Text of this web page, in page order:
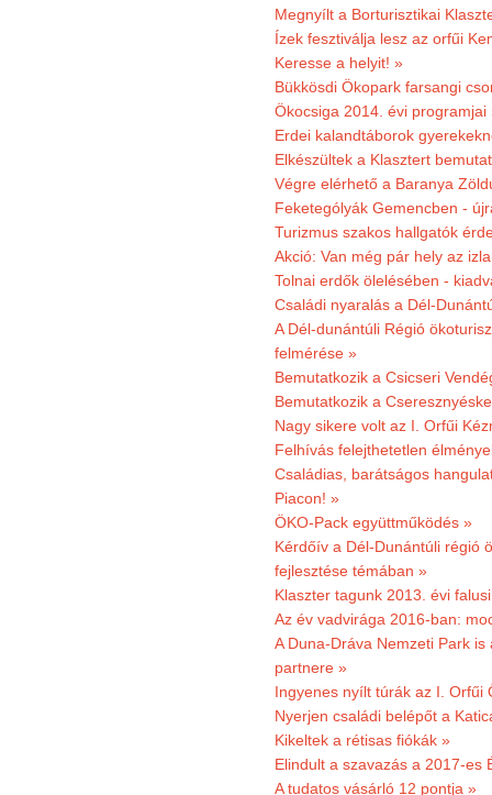
Megnyílt a Borturisztikai
Ízek fesztiválja lesz az orfűi
Keresse a helyit! »
Bükkösdi Ökopark farsangi
Ökocsiga 2014. évi programjai
Erdei kalandtáborok
Elkészültek a Klasztert
Végre elérhető a Baranya
Feketególyák Gemencben -
Turizmus szakos hallgatók
Akció: Van még pár hely az
Tolnai erdők ölelésében -
Családi nyaralás a Dél-
A Dél-dunántúli Régió
felmérése »
Bemutatkozik a Csicseri
Bemutatkozik a
Nagy sikere volt az I. Orfűi
Felhívás felejthetetlen
Családias, barátságos
Piacon! »
ÖKO-Pack együttműködés »
Kérdőív a Dél-Dunántúli régió
fejlesztése témában »
Klaszter tagunk 2013. évi
Az év vadvirága 2016-ban:
A Duna-Dráva Nemzeti Park
partnere »
Ingyenes nyílt túrák az I. Orfűi
Nyerjen családi belépőt a
Kikeltek a rétisas fiókák »
Elindult a szavazás a 2017-es
A tudatos vásárló 12 pontja »